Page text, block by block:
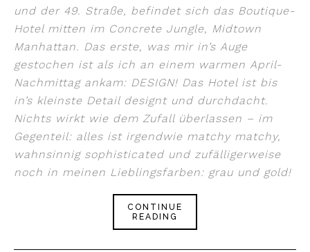
und der 49. Straße, befindet sich das Boutique-
Hotel mitten im Concrete Jungle, Midtown
Manhattan.
Das erste, was mir in’s Auge
gestochen ist als ich an einem warmen April-
Nachmittag ankam: DESIGN! Das Hotel ist bis
in’s kleinste Detail designt und durchdacht.
Nichts wirkt wie dem Zufall überlassen – im
Gegenteil: alles ist irgendwie matchy matchy,
wahnsinnig sophisticated und zufälligerweise
noch in meinen Lieblingsfarben: grau und gold!
CONTINUE
READING